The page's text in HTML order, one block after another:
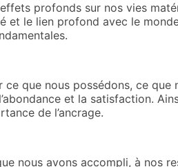
profonds sur nos vies
et le lien profond avec le
que nous possédons, ce
et la satisfaction.
de l’ancrage.
nous avons accompli, à nos